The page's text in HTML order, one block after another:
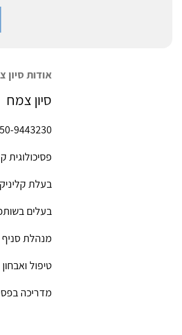
אודות סיון
סיון צמח
9443230
פסיכולוגית
בעלת
בעלים
מנהלת
טיפול
מדריכה